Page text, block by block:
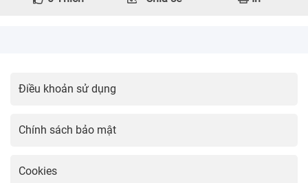
Điều khoản sử dụng
Chính sách bảo mật
Cookies